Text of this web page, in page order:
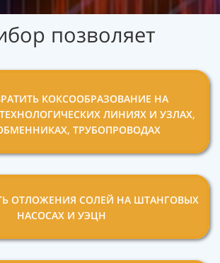
позволяет
КОКСООБРАЗОВАНИЕ НА
ЛИНИЯХ И УЗЛАХ,
ТРУБОПРОВОДАХ
ОТЛОЖЕНИЯ СОЛЕЙ НА ШТАНГОВЫХ
НАСОСАХ И УЭЦН